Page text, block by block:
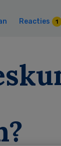
Reacties 1